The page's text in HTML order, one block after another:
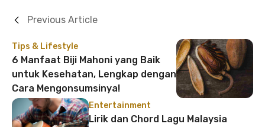
Tips & Lifestyle
6 Manfaat Biji Mahoni yang Baik
untuk Kesehatan, Lengkap dengan
Cara Mengonsumsinya!
Previous Article
Entertainment
Lirik dan Chord Lagu Malaysia